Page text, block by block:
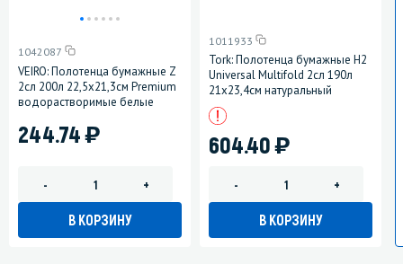
1042087
VEIRO: Полотенца бумажные Z
2сл 200л 22,5х21,3см Premium
водорастворимые белые
244.74)
- +
В КОРЗИНУ
1011933
Tork: Полотенца бумажные H2
Universal Multifold 2сл 190л
21х23,4см натуральный
604.40)
- +
В КОРЗИНУ